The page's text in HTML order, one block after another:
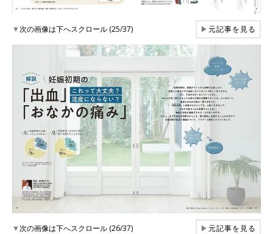
▼次の画像は下へスクロール (25/37) ▶元記事を見る
▼次の画像は下へスクロール (26/37) ▶元記事を見る